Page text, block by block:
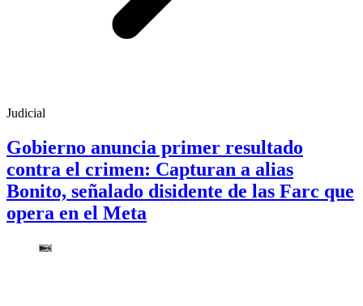
Judicial
Gobierno anuncia primer resultado
contra el crimen: Capturan a alias
Bonito, señalado disidente de las Farc que
opera en el Meta